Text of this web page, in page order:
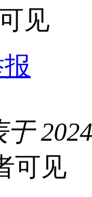
见
可见